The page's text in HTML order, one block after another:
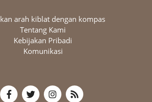
arah kiblat dengan kompas
Tentang Kami
Kebijakan Pribadi
Komunikasi